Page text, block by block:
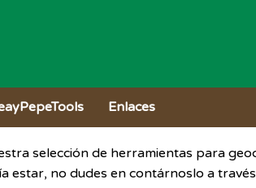
Enlaces
selección de herramientas para
estar, no dudes en contárnoslo a